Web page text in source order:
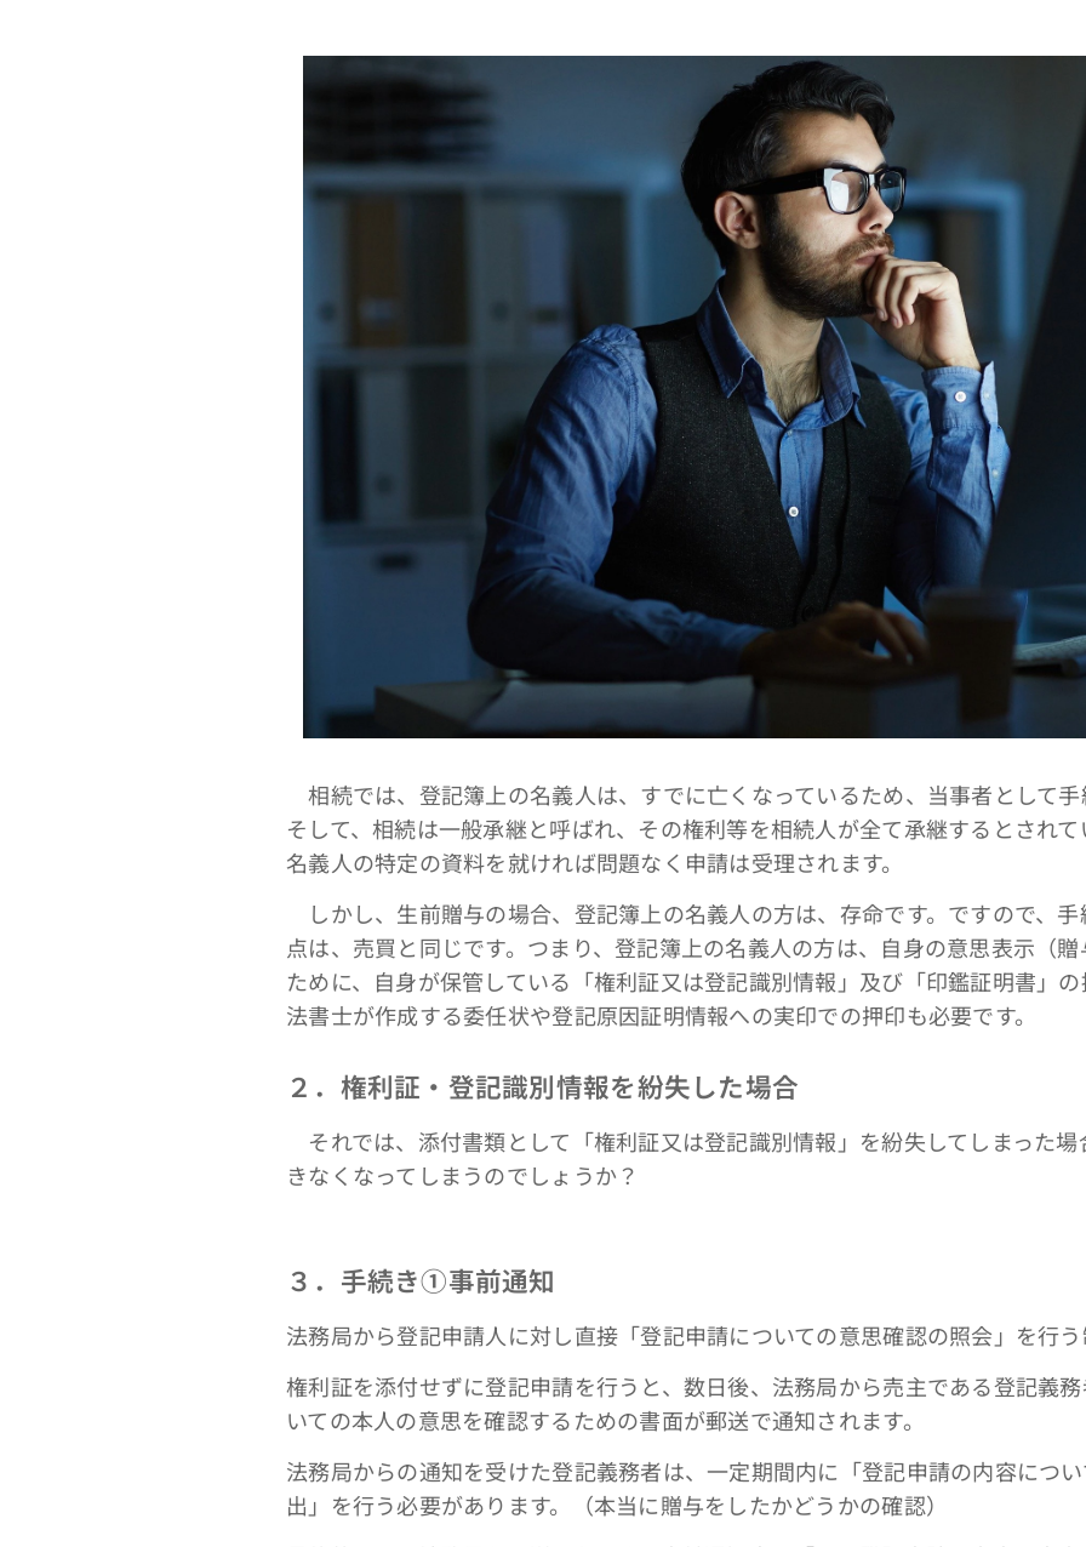
相続では、登記簿上の名義人は、すでに亡くなっているため、当事者として
そして、相続は一般承継と呼ばれ、その権利等を相続人が全て承継するとされ
名義人の特定の資料を就ければ問題なく申請は受理されます。
しかし、生前贈与の場合、登記簿上の名義人の方は、存命です。ですので、
点は、売買と同じです。つまり、登記簿上の名義人の方は、自身の意思表示（
ために、自身が保管している「権利証又は登記識別情報」及び「印鑑証明書」
法書士が作成する委任状や登記原因証明情報への実印での押印も必要です。
２．権利証・登記識別情報を紛失した場合
それでは、添付書類として「権利証又は登記識別情報」を紛失してしまった
きなくなってしまうのでしょうか？
３．手続き①事前通知
法務局から登記申請人に対し直接「登記申請についての意思確認の照会」を行
権利証を添付せずに登記申請を行うと、数日後、法務局から売主である登記義
いての本人の意思を確認するための書面が郵送で通知されます。
法務局からの通知を受けた登記義務者は、一定期間内に「登記申請の内容につ
出」を行う必要があります。（本当に贈与をしたかどうかの確認）